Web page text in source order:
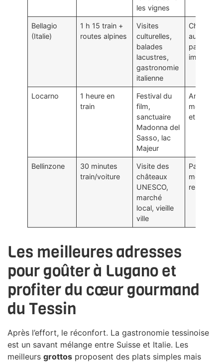
les vignes
Bellagio
(Italie)
1 h 15 train +
routes alpines
Visites
culturelles,
balades
lacustres,
gastronomie
italienne
Charme
paysages
Locarno
1 heure en
train
Festival du
film,
sanctuaire
Madonna del
Sasso, lac
Majeur
Ambiance
et
Bellinzone
30 minutes
train/voiture
Visite des
châteaux
UNESCO,
marché
local, vieille
ville
médiéval
Les meilleures adresses
pour goûter à Lugano et
profiter du cœur gourmand
du Tessin
Après l’effort, le réconfort. La gastronomie tessinoise
est un savant mélange entre Suisse et Italie. Les
meilleurs grottos proposent des plats simples mais